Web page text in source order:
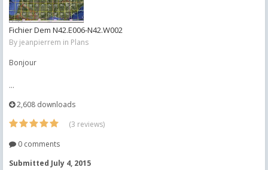
Fichier Dem N42.E006-N42.W002
By jeanpierrem in Plans
Bonjour
...
2,608 downloads
(3 reviews)
0 comments
Submitted July 4, 2015